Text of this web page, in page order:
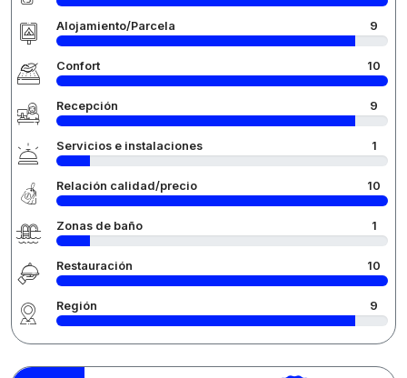
Alojamiento/Parcela 9
Confort 10
Recepción 9
Servicios e instalaciones 1
Relación calidad/precio 10
Zonas de baño 1
Restauración 10
Región 9